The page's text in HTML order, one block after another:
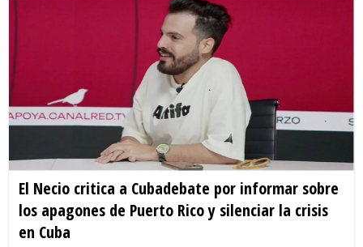
El Necio critica a Cubadebate por informar sobre
los apagones de Puerto Rico y silenciar la crisis
en Cuba